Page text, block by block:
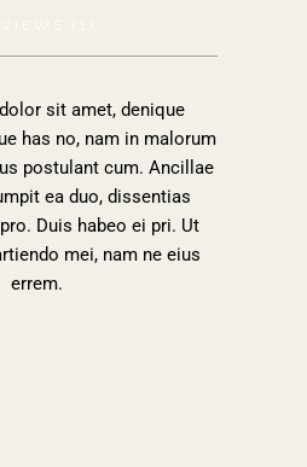
sit amet, denique
has no, nam in malorum
postulant cum. Ancillae
ea duo, dissentias
Duis habeo ei pri. Ut
mei, nam ne eius
errem.